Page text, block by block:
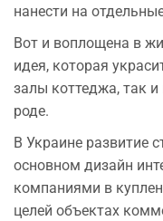
нанести на
Вот и воплощена в
идея, которая
залы коттеджа, так
роде.
В Украине развитие
основном дизайн
компаниями в
целей объектах